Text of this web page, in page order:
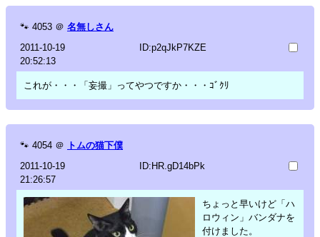
🐾 4053 ＠ 名無しさん
2011-10-19
20:52:13
ID:p2qJkP7KZE
これが・・・「妄撮」ってやつですか・・・ｺﾞｸﾘ
🐾 4054 ＠ トムの猫下僕
2011-10-19
21:26:57
ID:HR.gD14bPk
ちょっと早いけど「ハ
ロウィン」バンダナを
付けました。